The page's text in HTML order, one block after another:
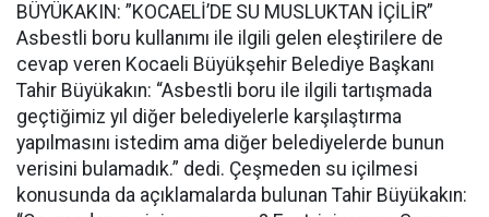
BÜYÜKAKIN: ”KOCAELİ’DE SU MUSLUKTAN İÇİLİR”
Asbestli boru kullanımı ile ilgili gelen eleştirilere de
cevap veren Kocaeli Büyükşehir Belediye Başkanı
Tahir Büyükakın: “Asbestli boru ile ilgili tartışmada
geçtiğimiz yıl diğer belediyelerle karşılaştırma
yapılmasını istedim ama diğer belediyelerde bunun
verisini bulamadık.” dedi. Çeşmeden su içilmesi
konusunda da açıklamalarda bulunan Tahir Büyükakın: